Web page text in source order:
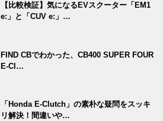
【比較検証】気になるEVスクーター「EM1
e:」と「CUV e:」…
FIND CBでわかった、CB400 SUPER FOUR
E-Cl…
「Honda E-Clutch」の素朴な疑問をスッキ
リ解決！間違いや…